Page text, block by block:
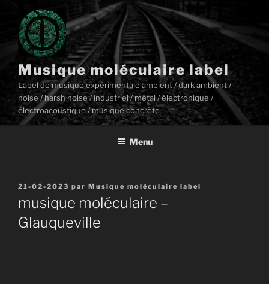
contenu
principal
Musique moléculaire label
Label de musique expérimentale ambient / dark ambient /
noise / harsh noise / industriel / métal / électronique /
électroacoustique / musique concrète
Menu
Publié
21-02-2023 par Musique moléculaire label
musique moléculaire –
Glauqueville